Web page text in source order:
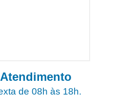
de 08h às 18h.